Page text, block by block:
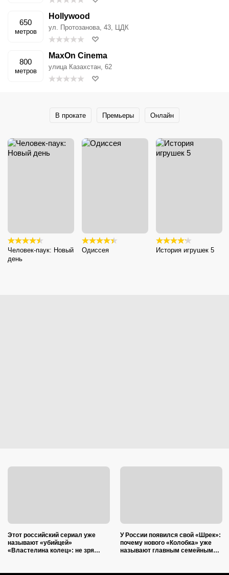
650
метров
Hollywood
ул. Протозанова, 43, ЦДК
800
метров
MaxOn Cinema
улица Казахстан, 62
В прокате Премьеры Онлайн
Человек-паук: Новый
день
Одиссея История игрушек 5
Этот российский сериал уже
называют «убийцей»
«Властелина колец»: не зря
У России появился свой «Шрек»:
почему нового «Колобка» уже
называют главным семейным